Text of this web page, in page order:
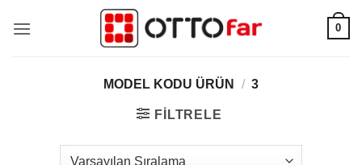
atla
0
MODEL KODU ÜRÜN / 3
FILTRELE